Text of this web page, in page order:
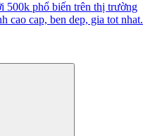
500k phổ biến trên thị trường
cao cap, ben dep, gia tot nhat.